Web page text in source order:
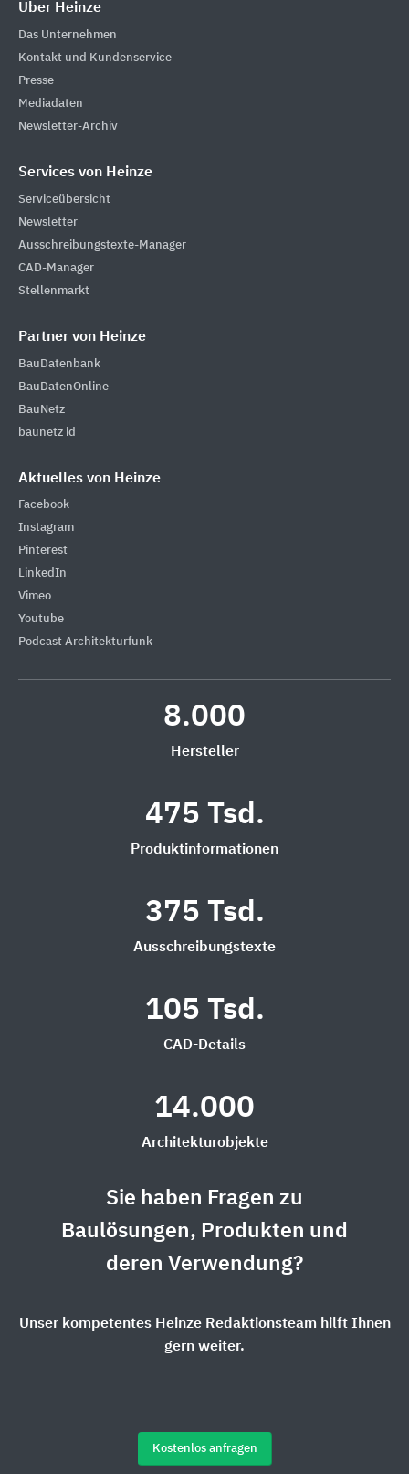
Über Heinze
Das Unternehmen
Kontakt und Kundenservice
Presse
Mediadaten
Newsletter-Archiv
Services von Heinze
Serviceübersicht
Newsletter
Ausschreibungstexte-Manager
CAD-Manager
Stellenmarkt
Partner von Heinze
BauDatenbank
BauDatenOnline
BauNetz
baunetz id
Aktuelles von Heinze
Facebook
Instagram
Pinterest
LinkedIn
Vimeo
Youtube
Podcast Architekturfunk
8.000
Hersteller
475 Tsd.
Produktinformationen
375 Tsd.
Ausschreibungstexte
105 Tsd.
CAD-Details
14.000
Architekturobjekte
Sie haben Fragen zu
Baulösungen, Produkten und
deren Verwendung?
Unser kompetentes Heinze Redaktionsteam hilft Ihnen
gern weiter.
Kostenlos anfragen